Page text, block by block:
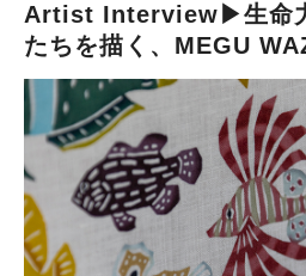
Artist Interview▶︎生命
たちを描く、MEGU